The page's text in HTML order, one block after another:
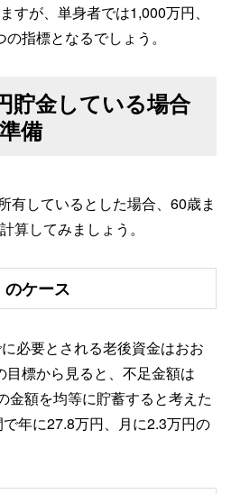
すが、単身者では1,000万円、
指標となるでしょう。
貯金している場合
備
有しているとした場合、60歳ま
算してみましょう。
ケース
必要とされる老後資金はおお
目標から見ると、不足金額は
金額を均等に貯蓄すると考えた
年に27.8万円、月に2.3万円の